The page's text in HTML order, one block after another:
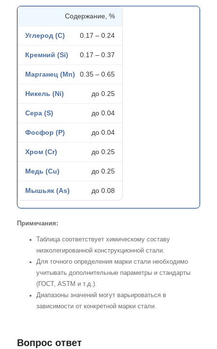
Содержание, %
0.17 – 0.24
0.17 – 0.37
0.35 – 0.65
до 0.25
до 0.04
до 0.04
до 0.25
до 0.25
до 0.08
Примечания:
Таблица соответствует химическому составу
низколегированной конструкционной стали.
Для точного определения марки стали необходимо
учитывать дополнительные параметры и стандарты
(ГОСТ, ASTM и т.д.).
Диапазоны значений могут варьироваться в
зависимости от конкретной марки стали.
Вопрос ответ